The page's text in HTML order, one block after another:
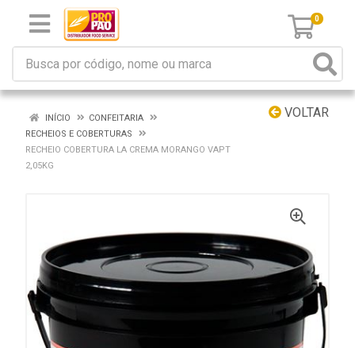
0
VOLTAR
INÍCIO
CONFEITARIA
RECHEIOS E COBERTURAS
RECHEIO COBERTURA LA CREMA MORANGO VAPT
2,05KG